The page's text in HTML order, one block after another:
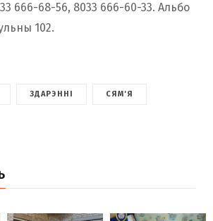
666-68-56, 8033 666-60-33. Альбо
102.
ЗДАРЭННІ СЯМ'Я